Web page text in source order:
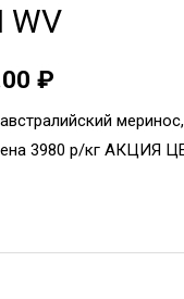
WV
₽
3980 р/кг АКЦИЯ